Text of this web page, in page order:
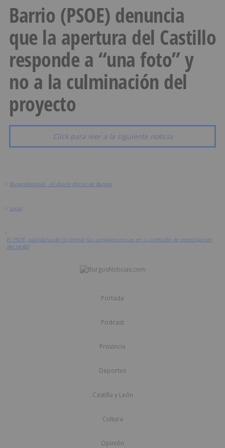
Barrio (PSOE) denuncia
que la apertura del Castillo
responde a “una foto” y
no a la culminación del
proyecto
Click para leer a la siguiente noticia
> BurgosNoticias - El diario digital de Burgos
> Local
>
El PSOE, partidario de no limitar las comparecencias en la Comisión de investigación
del HUBU
Portada
Podcast
Provincia
Deportes
Castilla y León
Cultura
Opinión